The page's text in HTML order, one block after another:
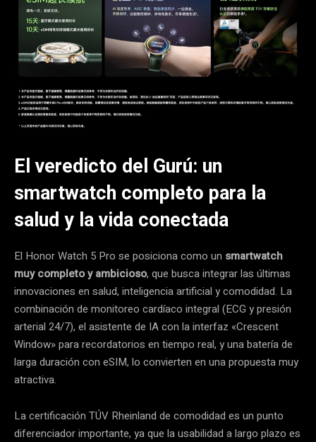
El veredicto del Gurú: un
smartwatch completo para la
salud y la vida conectada
El Honor Watch 5 Pro se posiciona como un smartwatch
muy completo y ambicioso, que busca integrar las últimas
innovaciones en salud, inteligencia artificial y comodidad. La
combinación de monitoreo cardíaco integral (ECG y presión
arterial 24/7), el asistente de IA con la interfaz «Crescent
Window» para recordatorios en tiempo real, y una batería de
larga duración con eSIM, lo convierten en una propuesta muy
atractiva.
La certificación TÚV Rheinland de comodidad es un punto
diferenciador importante, ya que la usabilidad a largo plazo es